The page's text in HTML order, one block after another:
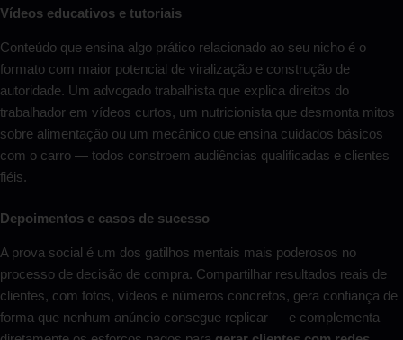
Vídeos educativos e tutoriais
Conteúdo que ensina algo prático relacionado ao seu nicho é o
formato com maior potencial de viralização e construção de
autoridade. Um advogado trabalhista que explica direitos do
trabalhador em vídeos curtos, um nutricionista que desmonta mitos
sobre alimentação ou um mecânico que ensina cuidados básicos
com o carro — todos constroem audiências qualificadas e clientes
fiéis.
Depoimentos e casos de sucesso
A prova social é um dos gatilhos mentais mais poderosos no
processo de decisão de compra. Compartilhar resultados reais de
clientes, com fotos, vídeos e números concretos, gera confiança de
forma que nenhum anúncio consegue replicar — e complementa